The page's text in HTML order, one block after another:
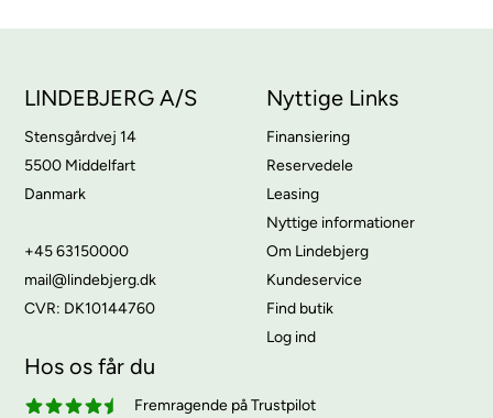
LINDEBJERG A/S
Stensgårdvej 14
5500 Middelfart
Danmark
+45 63150000
mail@lindebjerg.dk
CVR: DK10144760
Nyttige Links
Finansiering
Reservedele
Leasing
Nyttige informationer
Om Lindebjerg
Kundeservice
Find butik
Log ind
Hos os får du
Fremragende på Trustpilot